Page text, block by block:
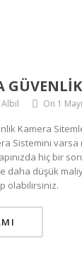
Albil On 1
Kamera
Sistemini
hiç bir
daha düşük
olabilirsiniz.